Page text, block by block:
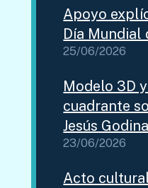
Apoyo
Día Mundial
25/06/2026
Modelo 3D
cuadrante
Jesús Godina
23/06/2026
Acto